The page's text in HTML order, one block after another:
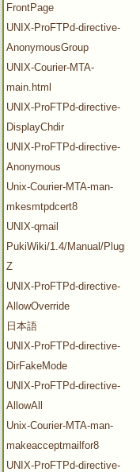
FrontPage
UNIX-ProFTPd-directive-
AnonymousGroup
UNIX-Courier-MTA-
main.html
UNIX-ProFTPd-directive-
DisplayChdir
UNIX-ProFTPd-directive-
Anonymous
Unix-Courier-MTA-man-
mkesmtpdcert8
UNIX-qmail
PukiWiki/1.4/Manual/Plugin/V-
Z
UNIX-ProFTPd-directive-
AllowOverride
日本語
UNIX-ProFTPd-directive-
DirFakeMode
UNIX-ProFTPd-directive-
AllowAll
Unix-Courier-MTA-man-
makeacceptmailfor8
UNIX-ProFTPd-directive-